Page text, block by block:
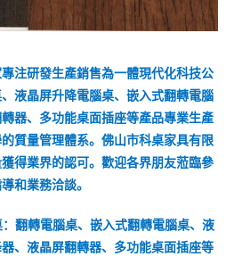
注研發生產銷售為一體現代化科技公
、 液晶屏升降電腦桌、 嵌入式翻轉電腦
器、 多功能桌面插座等產品專業生產
質量管理體系。 佛山市科桌家具有限
得業界的認可。歡迎各界朋友蒞臨參
和業務洽談。
翻轉電腦桌、 嵌入式翻轉電腦桌、 液
、 液晶屏翻轉器、 多功能桌面插座等